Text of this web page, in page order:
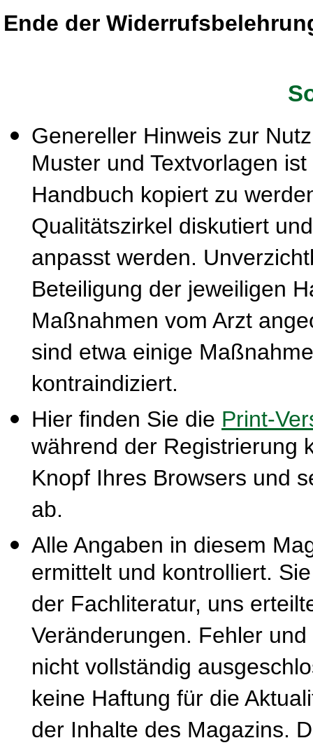
Ende der
Genereller Hinweis zur
Muster und Textvorlagen
Handbuch kopiert zu
Qualitätszirkel diskutiert
anpasst werden.
Beteiligung der jeweiligen
Maßnahmen vom Arzt
sind etwa einige
kontraindiziert.
Hier finden Sie die Print-
während der Registrierung
Knopf Ihres Browsers und
ab.
Alle Angaben in diesem
ermittelt und kontrolliert.
der Fachliteratur, uns
Veränderungen. Fehler
nicht vollständig
keine Haftung für die
der Inhalte des Magazins.